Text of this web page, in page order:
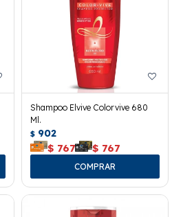
Shampoo Elvive Colorvive 680
Ml.
$ 902
$ 767 $ 767